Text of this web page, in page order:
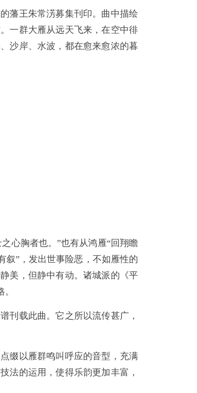
藩王朱常淓募集刊印。曲中描绘
一群大雁从远天飞来，在空中徘
沙岸、水波，都在愈来愈浓的暮
心胸者也。”也有从鸿雁“回翔瞻
叙”，发出世事险恶，不如雁性的
美，但静中有动。诸城派的《平
刊载此曲。它之所以流传甚广，
缀以雁群鸣叫呼应的音型，充满
法的运用，使得乐韵更加丰富，